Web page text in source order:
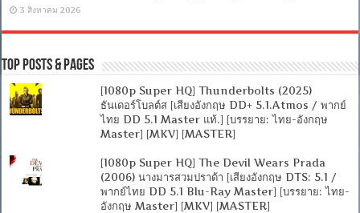
3 สิงหาคม 2026
Top Posts & Pages
[1080p Super HQ] Thunderbolts (2025)
ธันเดอร์โบลต์ส [เสียงอังกฤษ DD+ 5.1.Atmos / พากย์
ไทย DD 5.1 Master แท้.] [บรรยาย: ไทย-อังกฤษ
Master] [MKV] [MASTER]
[1080p Super HQ] The Devil Wears Prada
(2006) นางมารสวมปราด้า [เสียงอังกฤษ DTS: 5.1 /
พากย์ไทย DD 5.1 Blu-Ray Master] [บรรยาย: ไทย-
อังกฤษ Master] [MKV] [MASTER]